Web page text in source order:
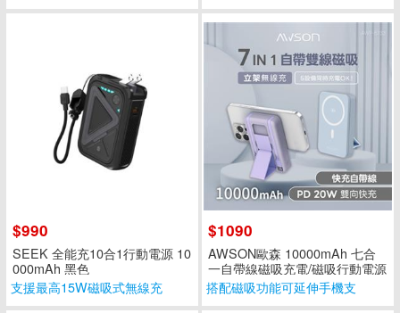
$990
SEEK 全能充10合1行動電源 10
000mAh 黑色
支援最高15W磁吸式無線充
$1090
AWSON歐森 10000mAh 七合
一自帶線磁吸充電/磁吸行動電源
AWP-5733 藍色
搭配磁吸功能可延伸手機支
架